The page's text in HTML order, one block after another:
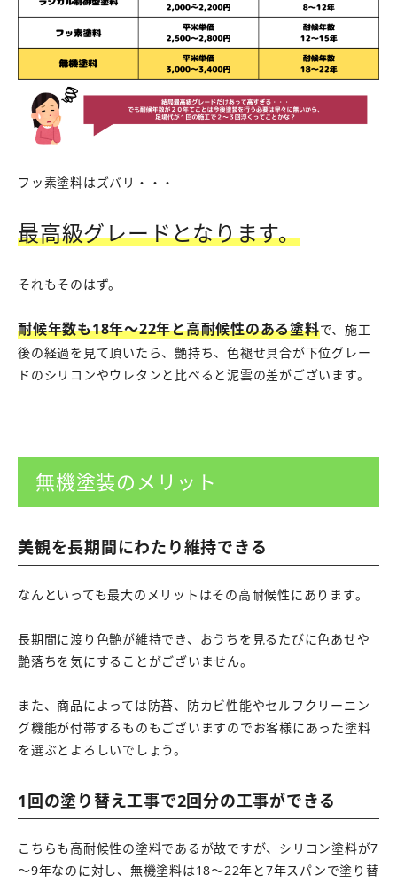
フッ素塗料はズバリ・・・
最高級グレードとなります。
それもそのはず。
耐候年数も18年～22年と高耐候性のある塗料で、施工
後の経過を見て頂いたら、艶持ち、色褪せ具合が下位グレー
ドのシリコンやウレタンと比べると泥雲の差がございます。
無機塗装のメリット
美観を長期間にわたり維持できる
なんといっても最大のメリットはその高耐候性にあります。
長期間に渡り色艶が維持でき、おうちを見るたびに色あせや
艶落ちを気にすることがございません。
また、商品によっては防苔、防カビ性能やセルフクリーニン
グ機能が付帯するものもございますのでお客様にあった塗料
を選ぶとよろしいでしょう。
1回の塗り替え工事で2回分の工事ができる
こちらも高耐候性の塗料であるが故ですが、シリコン塗料が7
～9年なのに対し、無機塗料は18～22年と7年スパンで塗り替